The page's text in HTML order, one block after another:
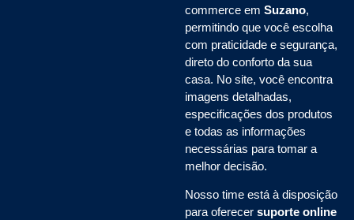
commerce em Suzano,
permitindo que você escolha
com praticidade e segurança,
direto do conforto da sua
casa. No site, você encontra
imagens detalhadas,
especificações dos produtos
e todas as informações
necessárias para tomar a
melhor decisão.
Nosso time está à disposição
para oferecer suporte online